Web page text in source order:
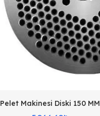
Pelet Makinesi Diski 150 MM